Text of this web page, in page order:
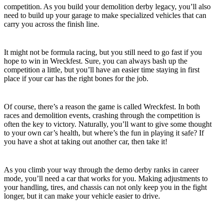
competition. As you build your demolition derby legacy, you’ll also
need to build up your garage to make specialized vehicles that can
carry you across the finish line.
It might not be formula racing, but you still need to go fast if you
hope to win in Wreckfest. Sure, you can always bash up the
competition a little, but you’ll have an easier time staying in first
place if your car has the right bones for the job.
Of course, there’s a reason the game is called Wreckfest. In both
races and demolition events, crashing through the competition is
often the key to victory. Naturally, you’ll want to give some thought
to your own car’s health, but where’s the fun in playing it safe? If
you have a shot at taking out another car, then take it!
As you climb your way through the demo derby ranks in career
mode, you’ll need a car that works for you. Making adjustments to
your handling, tires, and chassis can not only keep you in the fight
longer, but it can make your vehicle easier to drive.